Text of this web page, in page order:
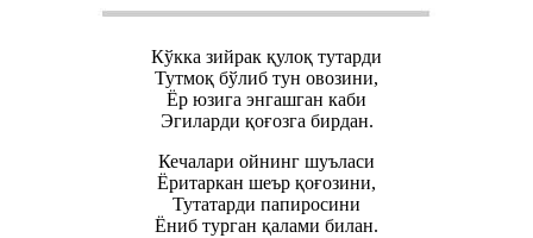
Кўкка зийрак қулоқ тутарди
Тутмоқ бўлиб тун овозини,
Ёр юзига энгашган каби
Эгиларди қоғозга бирдан.
Кечалари ойнинг шуъласи
Ёритаркан шеър қоғозини,
Тутатарди папиросини
Ёниб турган қалами билан.